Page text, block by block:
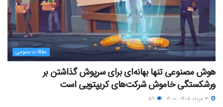
مقالات عمومی
هوش مصنوعی تنها بهانه‌ای برای سرپوش گذاشتن بر
ورشکستگی خاموش شرکت‌های کریپتویی است